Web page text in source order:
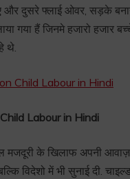
और दुसरे फ्लाई ओवर, सड़के
गया हैं जिनमे हजारो हजार
थे.
Child Labour in Hindi
Labour in Hindi
मजदूरी के खिलाफ अपनी आवाज़
विदेशो में भी सुनाई दी.